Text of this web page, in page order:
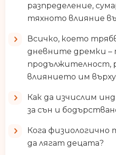
разпределение,
тяхното влияние
Всичко, което
дневните дремки –
продължителност,
влиянието им
Как да изчислим
за сън и
Кога физиологично
да лягат децата?